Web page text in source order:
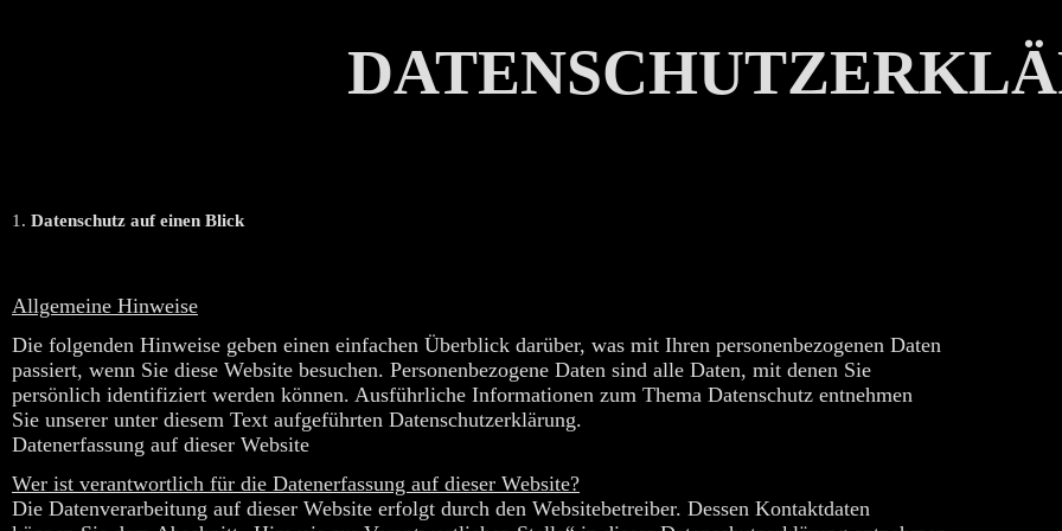
1. Datenschutz auf einen Blick
Allgemeine Hinweise
Die folgenden Hinweise geben einen einfachen Überblick darüber, was mit Ihren personenbezogenen Daten
passiert, wenn Sie diese Website besuchen. Personenbezogene Daten sind alle Daten, mit denen Sie
persönlich identifiziert werden können. Ausführliche Informationen zum Thema Datenschutz entnehmen
Sie unserer unter diesem Text aufgeführten Datenschutzerklärung.
Datenerfassung auf dieser Website
Wer ist verantwortlich für die Datenerfassung auf dieser Website?
Die Datenverarbeitung auf dieser Website erfolgt durch den Websitebetreiber. Dessen Kontaktdaten